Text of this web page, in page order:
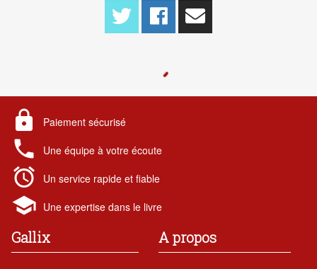
lock Paiement sécurisé
local_phone Une équipe à votre écoute
alarm Un service rapide et fiable
school Une expertise dans le livre
Gallix A propos